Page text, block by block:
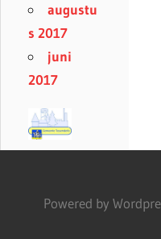
augustu
s 2017
juni
2017
Powered by